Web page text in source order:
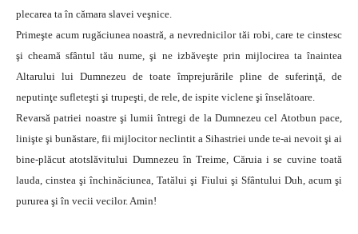
plecarea ta în cămara slavei veşnice.
Primeşte acum rugăciunea noastră, a nevrednicilor tăi robi, care te cinstesc
şi cheamă sfântul tău nume, şi ne izbăveşte prin mijlocirea ta înaintea
Altarului lui Dumnezeu de toate împrejurările pline de suferinţă, de
neputinţe sufleteşti şi trupeşti, de rele, de ispite viclene şi înselătoare.
Revarsă patriei noastre şi lumii întregi de la Dumnezeu cel Atotbun pace,
linişte şi bunăstare, fii mijlocitor neclintit a Sihastriei unde te-ai nevoit şi ai
bine-plăcut atotslăvitului Dumnezeu în Treime, Căruia i se cuvine toată
lauda, cinstea şi închinăciunea, Tatălui şi Fiului şi Sfântului Duh, acum şi
pururea şi în vecii vecilor. Amin!